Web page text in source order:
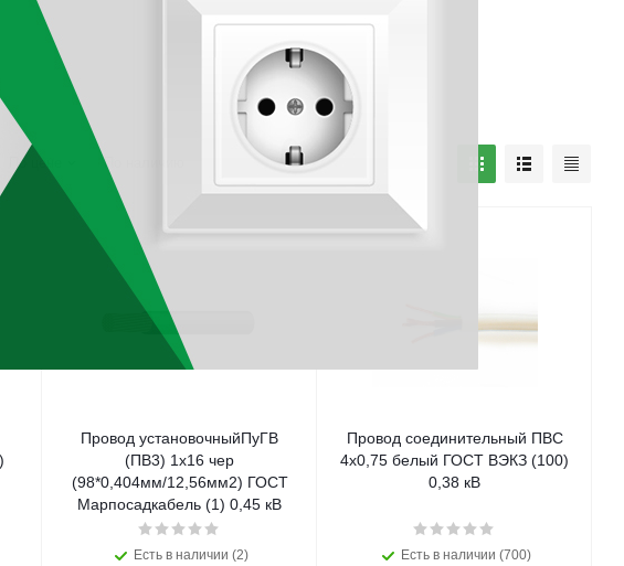
По цене По наличию
Провод установочныйПуГВ
(ПВ3) 1х16 чер
(98*0,404мм/12,56мм2) ГОСТ
Марпосадкабель (1) 0,45 кВ
Есть в наличии (2)
Провод соединительный ПВС
4х0,75 белый ГОСТ ВЭКЗ (100)
0,38 кВ
Есть в наличии (700)